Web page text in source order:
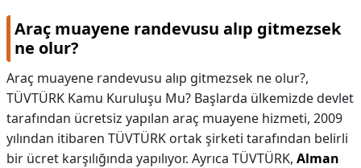
Araç muayene randevusu alıp gitmezsek
ne olur?
Araç muayene randevusu alıp gitmezsek ne olur?,
TÜVTÜRK Kamu Kuruluşu Mu? Başlarda ülkemizde devlet
tarafından ücretsiz yapılan araç muayene hizmeti, 2009
yılından itibaren TÜVTÜRK ortak şirketi tarafından belirli
bir ücret karşılığında yapılıyor. Ayrıca TÜVTÜRK, Alman